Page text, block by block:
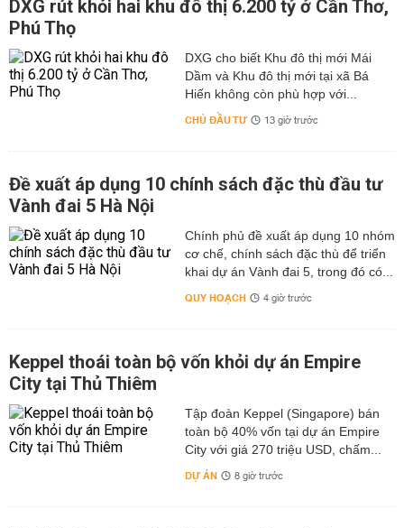
DXG rút khỏi hai khu đô thị 6.200 tỷ ở Cần Thơ,
Phú Thọ
DXG cho biết Khu đô thị mới Mái
Dầm và Khu đô thị mới tại xã Bá
Hiến không còn phù hợp với...
CHỦ ĐẦU TƯ 13 giờ trước
Đề xuất áp dụng 10 chính sách đặc thù đầu tư
Vành đai 5 Hà Nội
Chính phủ đề xuất áp dụng 10 nhóm
cơ chế, chính sách đặc thù để triển
khai dự án Vành đai 5, trong đó có...
QUY HOẠCH 4 giờ trước
Keppel thoái toàn bộ vốn khỏi dự án Empire
City tại Thủ Thiêm
Tập đoàn Keppel (Singapore) bán
toàn bộ 40% vốn tại dự án Empire
City với giá 270 triệu USD, chấm...
DỰ ÁN 8 giờ trước